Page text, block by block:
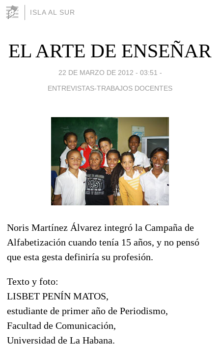
ISLA AL SUR
EL ARTE DE ENSEÑAR
22 DE MARZO DE 2012 - 03:51 -
ENTREVISTAS-TRABAJOS DOCENTES
Noris Martínez Álvarez integró la Campaña de
Alfabetización cuando tenía 15 años, y no pensó
que esta gesta definiría su profesión.
Texto y foto:
LISBET PENÍN MATOS,
estudiante de primer año de Periodismo,
Facultad de Comunicación,
Universidad de La Habana.